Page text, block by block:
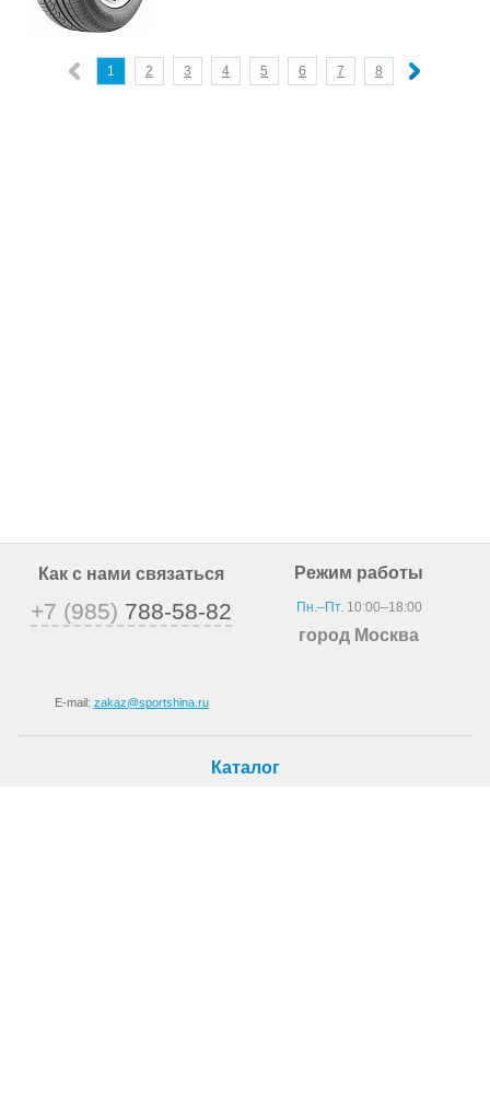
1 2 3 4 5 6 7 8
Как с нами связаться
+7 (985) 788-58-82
E-mail: zakaz@sportshina.ru
Режим работы
Пн.–Пт.10:00–18:00
город Москва
Каталог